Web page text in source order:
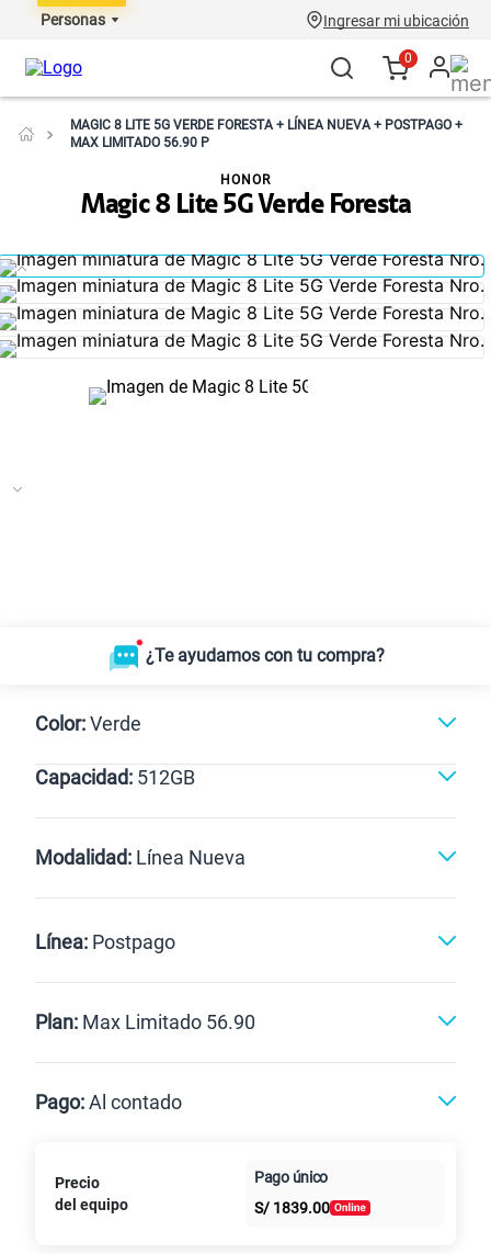
Personas Ingresar mi ubicación
0
MAGIC 8 LITE 5G VERDE FORESTA + LÍNEA NUEVA + POSTPAGO +
MAX LIMITADO 56.90 P
Magic 8 Lite 5G Verde Foresta
HONOR
¿Te ayudamos con tu compra?
Color:Verde
Negro
Capacidad: 512GB
512GB
Modalidad: Línea Nueva
Renovación Celular liberado
Línea: Postpago
Postpago
Plan: Max Limitado 56.90
Paga solo
25GBen alta velocidad
S/
Pago:Al contado
Al contado Cuotas Claro
intereses
Precio
del equipo
Pago único
S/ 1839.00